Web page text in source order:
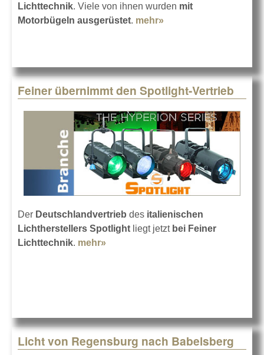
Lichttechnik. Viele von ihnen wurden mit
Motorbügeln ausgerüstet. mehr»
Feiner übernimmt den Spotlight-Vertrieb
Der Deutschlandvertrieb des italienischen
Lichtherstellers Spotlight liegt jetztbei Feiner
Lichttechnik. mehr»
Licht von Regensburg nach Babelsberg